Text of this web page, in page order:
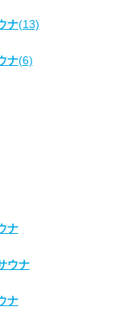
ナ(13)
ナ(6)
ナ
ウナ
ナ